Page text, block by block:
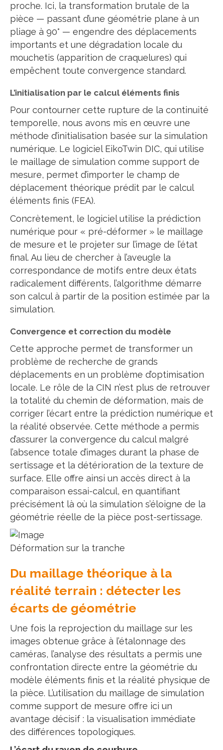
proche. Ici, la transformation brutale de la
pièce — passant d’une géométrie plane à un
pliage à 90° — engendre des déplacements
importants et une dégradation locale du
mouchetis (apparition de craquelures) qui
empêchent toute convergence standard.
L’initialisation par le calcul éléments finis
Pour contourner cette rupture de la continuité
temporelle, nous avons mis en œuvre une
méthode d’initialisation basée sur la simulation
numérique. Le logiciel EikoTwin DIC, qui utilise
le maillage de simulation comme support de
mesure, permet d’importer le champ de
déplacement théorique prédit par le calcul
éléments finis (FEA).
Concrètement, le logiciel utilise la prédiction
numérique pour « pré-déformer » le maillage
de mesure et le projeter sur l’image de l’état
final. Au lieu de chercher à l’aveugle la
correspondance de motifs entre deux états
radicalement différents, l’algorithme démarre
son calcul à partir de la position estimée par la
simulation.
Convergence et correction du modèle
Cette approche permet de transformer un
problème de recherche de grands
déplacements en un problème d’optimisation
locale. Le rôle de la CIN n’est plus de retrouver
la totalité du chemin de déformation, mais de
corriger l’écart entre la prédiction numérique et
la réalité observée. Cette méthode a permis
d’assurer la convergence du calcul malgré
l’absence totale d’images durant la phase de
sertissage et la détérioration de la texture de
surface. Elle offre ainsi un accès direct à la
comparaison essai-calcul, en quantifiant
précisément là où la simulation s’éloigne de la
géométrie réelle de la pièce post-sertissage.
Déformation sur la tranche
Du maillage théorique à la
réalité terrain : détecter les
écarts de géométrie
Une fois la reprojection du maillage sur les
images obtenue grâce à l’étalonnage des
caméras, l’analyse des résultats a permis une
confrontation directe entre la géométrie du
modèle éléments finis et la réalité physique de
la pièce. L’utilisation du maillage de simulation
comme support de mesure offre ici un
avantage décisif : la visualisation immédiate
des différences topologiques.